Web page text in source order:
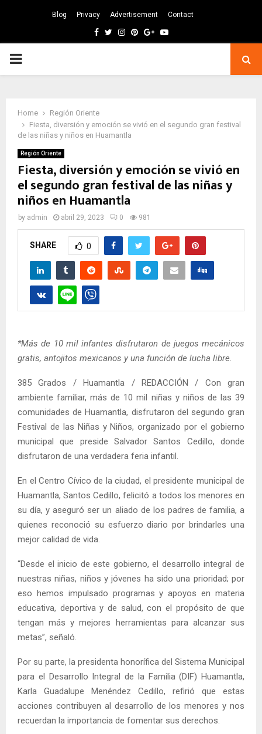
Blog Privacy Advertisement Contact
Facebook
TwitterInstagram
Pinterest
GoogleYoutube
PRIMARY
Home
Región Oriente
Fiesta, diversión y emoción se vivió en el segundo gran festival
de las niñas y niños en Huamantla
Región Oriente
Fiesta, diversión y emoción se vivió en
el segundo gran festival de las niñas y
niños en Huamantla
by admin abril 29, 2023 0 981
SHARE 0
*Más de 10 mil infantes disfrutaron de juegos mecánicos
gratis, antojitos mexicanos y una función de lucha libre.
385 Grados / Huamantla / REDACCIÓN / Con gran
ambiente familiar, más de 10 mil niñas y niños de las 39
comunidades de Huamantla, disfrutaron del segundo gran
Festival de las Niñas y Niños, organizado por el gobierno
municipal que preside Salvador Santos Cedillo, donde
disfrutaron de una verdadera feria infantil.
En el Centro Cívico de la ciudad, el presidente municipal de
Huamantla, Santos Cedillo, felicitó a todos los menores en
su día, y aseguró ser un aliado de los padres de familia, a
quienes reconoció su esfuerzo diario por brindarles una
mejor calidad de vida.
“Desde el inicio de este gobierno, el desarrollo integral de
nuestras niñas, niños y jóvenes ha sido una prioridad; por
eso hemos impulsado programas y apoyos en materia
educativa, deportiva y de salud, con el propósito de que
tengan más y mejores herramientas para alcanzar sus
metas”, señaló.
Por su parte, la presidenta honorífica del Sistema Municipal
para el Desarrollo Integral de la Familia (DIF) Huamantla,
Karla Guadalupe Menéndez Cedillo, refirió que estas
acciones contribuyen al desarrollo de los menores y nos
recuerdan la importancia de fomentar sus derechos.